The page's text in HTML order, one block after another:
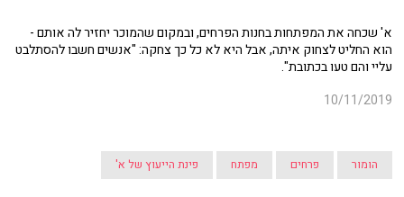
א' שכחה את המפתחות בחנות הפרחים, ובמקום שהמוכר יחזיר לה אותם -
הוא החליט לצחוק איתה, אבל היא לא כל כך צחקה: "אנשים חשבו להסתלבט
עליי והם טעו בכתובת".
10/11/2019
הומור פרחים מפתח פינת הייעוץ של א'